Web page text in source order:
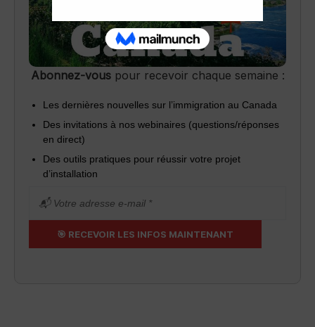
Abonnez-vouspour recevoir chaque semaine :
Les dernières nouvelles sur l’immigration au Canada
Des invitations à nos webinaires (questions/réponses
en direct)
Des outils pratiques pour réussir votre projet
d’installation